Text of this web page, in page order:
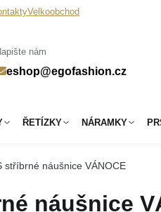
Velkoobchod
nám
eshop@egofashion.cz
ŘETÍZKY NÁRAMKY
stříbrné náušnice VÁNOCE
náušnice